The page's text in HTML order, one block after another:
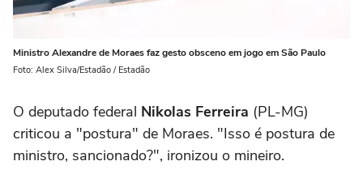
Ministro Alexandre de Moraes faz gesto obsceno em jogo em São Paulo
Foto: Alex Silva/Estadão / Estadão
O deputado federal Nikolas Ferreira (PL-MG)
criticou a "postura" de Moraes. "Isso é postura de
ministro, sancionado?", ironizou o mineiro.